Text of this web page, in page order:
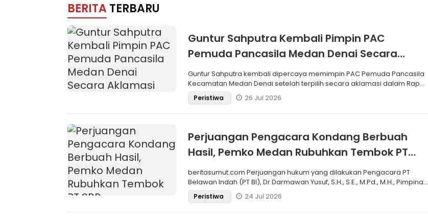
BERITA TERBARU
Guntur Sahputra Kembali Pimpin PAC
Pemuda Pancasila Medan Denai Secara
Aklamasi
Guntur Sahputra kembali dipercaya memimpin PAC Pemuda Pancasila
Kecamatan Medan Denai setelah terpilih secara aklamasi dalam Rapat
Pemilihan
Peristiwa 26 Jul 2026
Perjuangan Pengacara Kondang Berbuah
Hasil, Pemko Medan Rubuhkan Tembok PT
SBP
beritasumut.com Perjuangan hukum yang dilakukan Pengacara PT
Belawan Indah (PT BI), Dr Darmawan Yusuf, S.H., S.E., M.Pd., M.H., Pimpinan
LaPeristiwa 24 Jul 2026